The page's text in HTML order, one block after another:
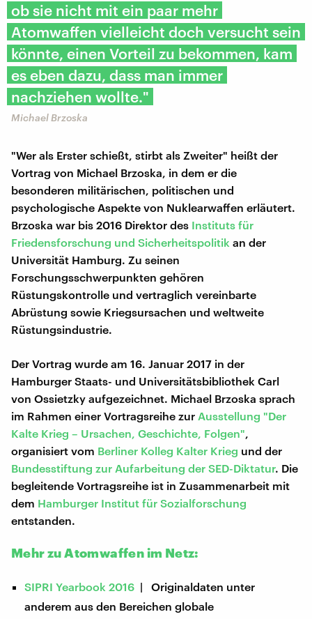
ob sie nicht mit ein paar mehr
Atomwaffen vielleicht doch versucht sein
könnte, einen Vorteil zu bekommen, kam
es eben dazu, dass man immer
nachziehen wollte."
Michael Brzoska
"Wer als Erster schießt, stirbt als Zweiter" heißt der
Vortrag von Michael Brzoska, in dem er die
besonderen militärischen, politischen und
psychologische Aspekte von Nuklearwaffen erläutert.
Brzoska war bis 2016 Direktor des Instituts für
Friedensforschung und Sicherheitspolitik an der
Universität Hamburg. Zu seinen
Forschungsschwerpunkten gehören
Rüstungskontrolle und vertraglich vereinbarte
Abrüstung sowie Kriegsursachen und weltweite
Rüstungsindustrie.
Der Vortrag wurde am 16. Januar 2017 in der
Hamburger Staats- und Universitätsbibliothek Carl
von Ossietzky aufgezeichnet. Michael Brzoska sprach
im Rahmen einer Vortragsreihe zur Ausstellung "Der
Kalte Krieg – Ursachen, Geschichte, Folgen"
organisiert vom Berliner Kolleg Kalter Krieg und der
Bundesstiftung zur Aufarbeitung der SED-Diktatur. Die
begleitende Vortragsreihe ist in Zusammenarbeit mit
dem Hamburger Institut für Sozialforschung
entstanden.
Mehr zu Atomwaffen im Netz:
SIPRI Yearbook 2016 | Originaldaten unter
anderem aus den Bereichen globale